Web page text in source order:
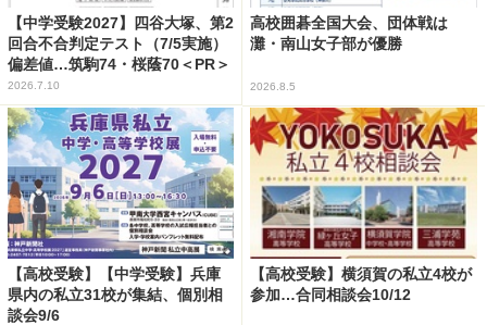
【中学受験2027】四谷大塚、第2
回合不合判定テスト（7/5実施）
偏差値…筑駒74・桜蔭70＜PR＞
2026.7.10
高校囲碁全国大会、団体戦は
灘・南山女子部が優勝
2026.8.5
【高校受験】【中学受験】兵庫
県内の私立31校が集結、個別相
談会9/6
【高校受験】横須賀の私立4校が
参加…合同相談会10/12